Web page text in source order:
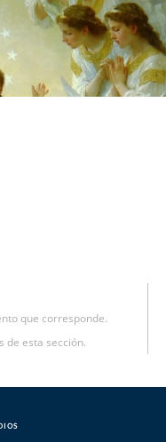
que corresponde.
de esta sección.